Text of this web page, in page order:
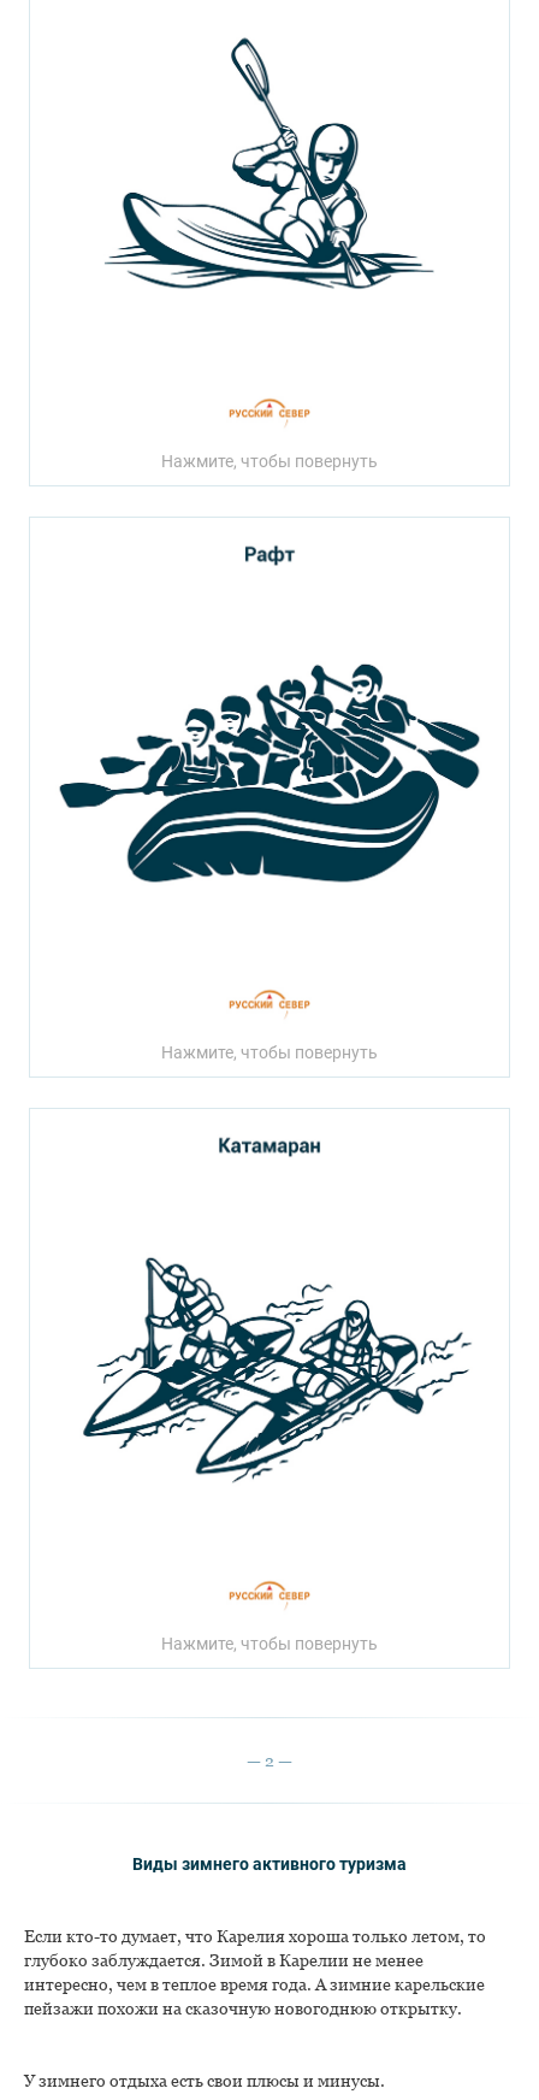
Нажмите, чтобы повернуть
Нажмите, чтобы повернуть
Нажмите, чтобы повернуть
2
Виды зимнего активного туризма
Если кто-то думает, что Карелия хороша только летом, то
глубоко заблуждается. Зимой в Карелии не менее
интересно, чем в теплое время года. А зимние карельские
пейзажи похожи на сказочную новогоднюю открытку.
У зимнего отдыха есть свои плюсы и минусы.